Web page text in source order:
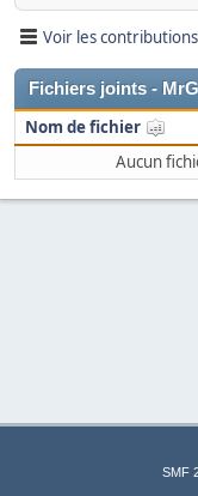
Voir les
Fichiers joints -
Nom de fichier
Aucun
SMF